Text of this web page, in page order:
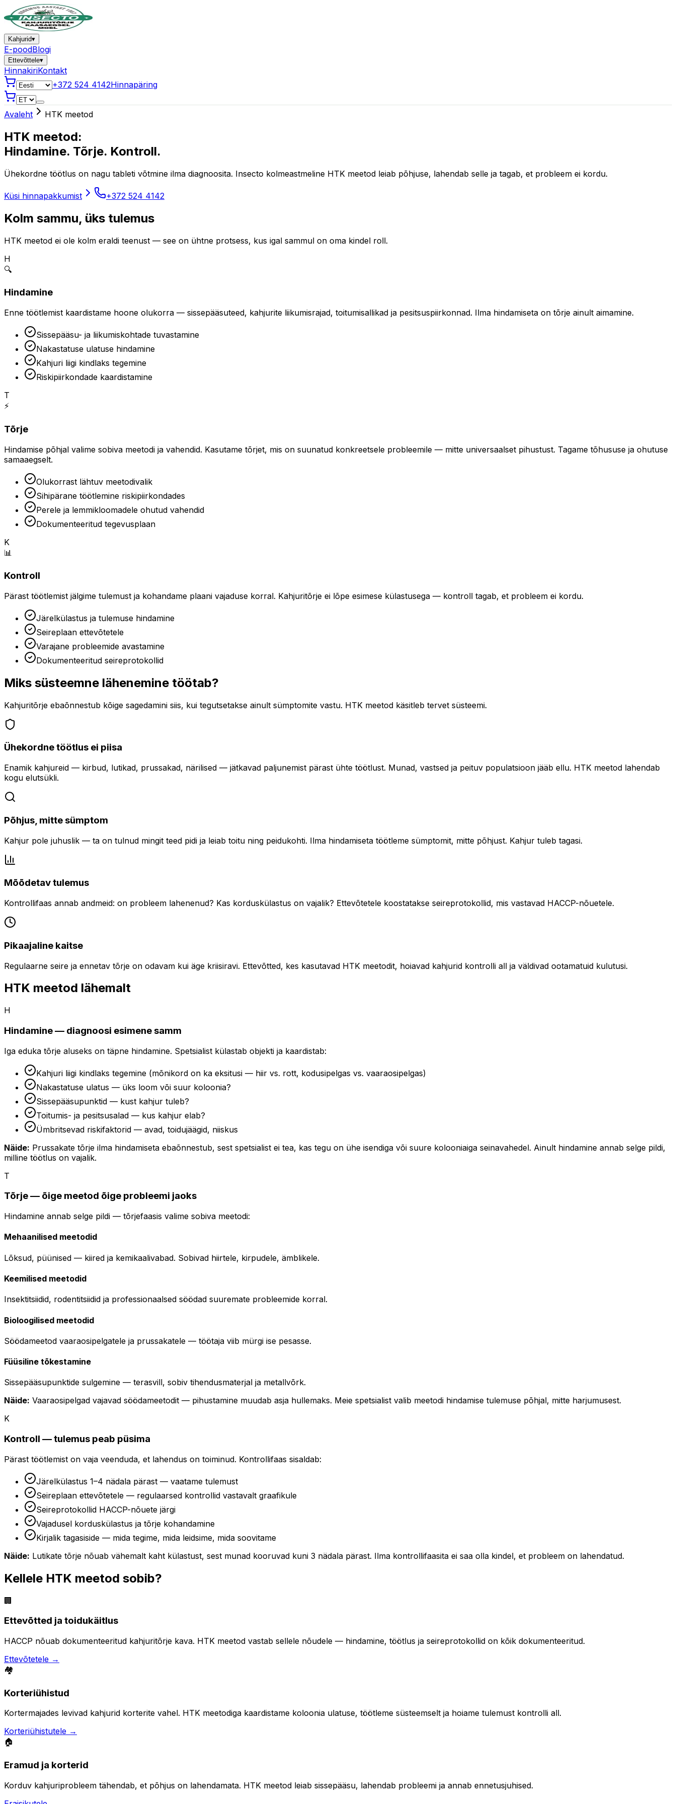
Kahjurid▾
E-poodBlogi
Ettevõttele▾
HinnakiriKontakt
+372 524 4142Hinnapäring
Avaleht HTK meetod
HTK meetod:
Hindamine. Tõrje. Kontroll.
Ühekordne töötlus on nagu tableti võtmine ilma diagnoosita. Insecto kolmeastmeline HTK meetod leiab põhjuse, lahendab selle ja tagab, et probleem ei kordu.
Küsi hinnapakkumist +372 524 4142
Kolm sammu, üks tulemus
HTK meetod ei ole kolm eraldi teenust — see on ühtne protsess, kus igal sammul on oma kindel roll.
H
🔍
Hindamine
Enne töötlemist kaardistame hoone olukorra — sissepääsuteed, kahjurite liikumisrajad, toitumisallikad ja pesitsuspiirkonnad. Ilma hindamiseta on tõrje ainult aimamine.
Sissepääsu- ja liikumiskohtade tuvastamine
Nakastatuse ulatuse hindamine
Kahjuri liigi kindlaks tegemine
Riskipiirkondade kaardistamine
T
⚡
Tõrje
Hindamise põhjal valime sobiva meetodi ja vahendid. Kasutame tõrjet, mis on suunatud konkreetsele probleemile — mitte universaalset pihustust. Tagame tõhususe ja ohutuse
samaaegselt.
Olukorrast lähtuv meetodivalik
Sihipärane töötlemine riskipiirkondades
Perele ja lemmikloomadele ohutud vahendid
Dokumenteeritud tegevusplaan
K
📊
Kontroll
Pärast töötlemist jälgime tulemust ja kohandame plaani vajaduse korral. Kahjuritõrje ei lõpe esimese külastusega — kontroll tagab, et probleem ei kordu.
Järelkülastus ja tulemuse hindamine
Seireplaan ettevõtetele
Varajane probleemide avastamine
Dokumenteeritud seireprotokollid
Miks süsteemne lähenemine töötab?
Kahjuritõrje ebaõnnestub kõige sagedamini siis, kui tegutsetakse ainult sümptomite vastu. HTK meetod käsitleb tervet süsteemi.
Ühekordne töötlus ei piisa
Enamik kahjureid — kirbud, lutikad, prussakad, närilised — jätkavad paljunemist pärast ühte töötlust. Munad, vastsed ja peituv populatsioon jääb ellu. HTK meetod lahendab
kogu elutsükli.
Põhjus, mitte sümptom
Kahjur pole juhuslik — ta on tulnud mingit teed pidi ja leiab toitu ning peidukohti. Ilma hindamiseta töötleme sümptomit, mitte põhjust. Kahjur tuleb tagasi.
Mõõdetav tulemus
Kontrollifaas annab andmeid: on probleem lahenenud? Kas korduskülastus on vajalik? Ettevõtetele koostatakse seireprotokollid, mis vastavad HACCP-nõuetele.
Pikaajaline kaitse
Regulaarne seire ja ennetav tõrje on odavam kui äge kriisiravi. Ettevõtted, kes kasutavad HTK meetodit, hoiavad kahjurid kontrolli all ja väldivad ootamatuid kulutusi.
HTK meetod lähemalt
H
Hindamine — diagnoosi esimene samm
Iga eduka tõrje aluseks on täpne hindamine. Spetsialist külastab objekti ja kaardistab:
Kahjuri liigi kindlaks tegemine (mõnikord on ka eksitusi — hiir vs. rott, kodusipelgas vs. vaaraosipelgas)
Nakastatuse ulatus — üks loom või suur koloonia?
Sissepääsupunktid — kust kahjur tuleb?
Toitumis- ja pesitsusalad — kus kahjur elab?
Ümbritsevad riskifaktorid — avad, toidujäägid, niiskus
Näide: Prussakate tõrje ilma hindamiseta ebaõnnestub, sest spetsialist ei tea, kas tegu on ühe isendiga või suure kolooniaiga seinavahedel. Ainult hindamine annab selge pildi,
milline töötlus on vajalik.
T
Tõrje — õige meetod õige probleemi jaoks
Hindamine annab selge pildi — tõrjefaasis valime sobiva meetodi:
Mehaanilised meetodid
Lõksud, püünised — kiired ja kemikaalivabad. Sobivad hiirtele, kirpudele, ämblikele.
Keemilised meetodid
Insektitsiidid, rodentitsiidid ja professionaalsed söödad suuremate probleemide korral.
Bioloogilised meetodid
Söödameetod vaaraosipelgatele ja prussakatele — töötaja viib mürgi ise pesasse.
Füüsiline tõkestamine
Sissepääsupunktide sulgemine — terasvill, sobiv tihendusmaterjal ja metallvõrk.
Näide: Vaaraosipelgad vajavad söödameetodit — pihustamine muudab asja hullemaks. Meie spetsialist valib meetodi hindamise tulemuse põhjal, mitte harjumusest.
K
Kontroll — tulemus peab püsima
Pärast töötlemist on vaja veenduda, et lahendus on toiminud. Kontrollifaas sisaldab:
Järelkülastus 1–4 nädala pärast — vaatame tulemust
Seireplaan ettevõtetele — regulaarsed kontrollid vastavalt graafikule
Seireprotokollid HACCP-nõuete järgi
Vajadusel korduskülastus ja tõrje kohandamine
Kirjalik tagasiside — mida tegime, mida leidsime, mida soovitame
Näide: Lutikate tõrje nõuab vähemalt kaht külastust, sest munad kooruvad kuni 3 nädala pärast. Ilma kontrollifaasita ei saa olla kindel, et probleem on lahendatud.
Kellele HTK meetod sobib?
🏢
Ettevõtted ja toidukäitlus
HACCP nõuab dokumenteeritud kahjuritõrje kava. HTK meetod vastab sellele nõudele — hindamine, töötlus ja seireprotokollid on kõik dokumenteeritud.
Ettevõtetele →
🏘️
Korteriühistud
Kortermajades levivad kahjurid korterite vahel. HTK meetodiga kaardistame koloonia ulatuse, töötleme süsteemselt ja hoiame tulemust kontrolli all.
Korteriühistutele →
🏠
Eramud ja korterid
Korduv kahjuriprobleem tähendab, et põhjus on lahendamata. HTK meetod leiab sissepääsu, lahendab probleemi ja annab ennetusjuhised.